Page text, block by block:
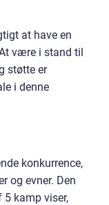
at have en
være i stand til
støtte er
i denne
konkurrence,
og evner. Den
kamp viser,